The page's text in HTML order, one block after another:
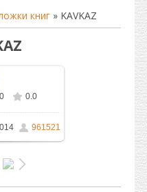
книг » KAVKAZ
размере
0 0.0
961521